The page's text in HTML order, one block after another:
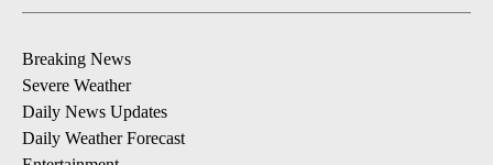
Breaking News
Severe Weather
Daily News Updates
Daily Weather Forecast